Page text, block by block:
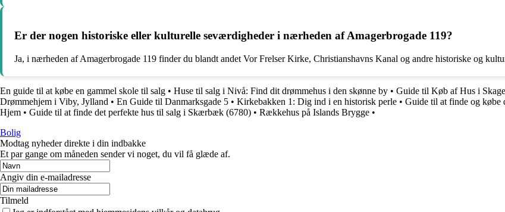
Er der nogen historiske eller kulturelle seværdigheder i nærheden af Amagerbrogade 119?
Ja, i nærheden af Amagerbrogade 119 finder du blandt andet Vor Frelser Kirke, Christianshavns Kanal og andre historiske og
En guide til at købe en gammel skole til salg • Huse til salg i Nivå: Find dit drømmehus i den skønne by • Guide til Køb af Hus i
Drømmehjem i Viby, Jylland • En Guide til Danmarksgade 5 • Kirkebakken 1: Dig ind i en historisk perle • Guide til at finde og købe
Hjem • Guide til at finde det perfekte hus til salg i Skærbæk (6780) • Rækkehus på Islands Brygge •
Bolig
Modtag nyheder direkte i din indbakke
Et par gange om måneden sender vi noget, du vil få glæde af.
Angiv din e-mailadresse
Tilmeld